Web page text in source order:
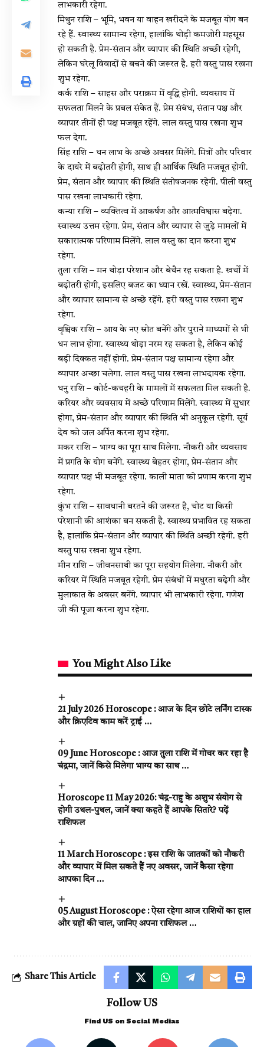
लाभकारी रहेगा.
मिथुन राशि – भूमि, भवन या वाहन खरीदने के मजबूत योग बन
रहे हैं. स्वास्थ्य सामान्य रहेगा, हालांकि थोड़ी कमजोरी महसूस
हो सकती है. प्रेम-संतान और व्यापार की स्थिति अच्छी रहेगी,
लेकिन घरेलू विवादों से बचने की जरूरत है. हरी वस्तु पास रखना
शुभ रहेगा.
कर्क राशि – साहस और पराक्रम में वृद्धि होगी. व्यवसाय में
सफलता मिलने के प्रबल संकेत हैं. प्रेम संबंध, संतान पक्ष और
व्यापार तीनों ही पक्ष मजबूत रहेंगे. लाल वस्तु पास रखना शुभ
फल देगा.
सिंह राशि – धन लाभ के अच्छे अवसर मिलेंगे. मित्रों और परिवार
के दायरे में बढ़ोतरी होगी, साथ ही आर्थिक स्थिति मजबूत होगी.
प्रेम, संतान और व्यापार की स्थिति संतोषजनक रहेगी. पीली वस्तु
पास रखना लाभकारी रहेगा.
कन्या राशि – व्यक्तित्व में आकर्षण और आत्मविश्वास बढ़ेगा.
स्वास्थ्य उत्तम रहेगा. प्रेम, संतान और व्यापार से जुड़े मामलों में
सकारात्मक परिणाम मिलेंगे. लाल वस्तु का दान करना शुभ
रहेगा.
तुला राशि – मन थोड़ा परेशान और बेचैन रह सकता है. खर्चों में
बढ़ोतरी होगी, इसलिए बजट का ध्यान रखें. स्वास्थ्य, प्रेम-संतान
और व्यापार सामान्य से अच्छे रहेंगे. हरी वस्तु पास रखना शुभ
रहेगा.
वृश्चिक राशि – आय के नए स्रोत बनेंगे और पुराने माध्यमों से भी
धन लाभ होगा. स्वास्थ्य थोड़ा नरम रह सकता है, लेकिन कोई
बड़ी दिक्कत नहीं होगी. प्रेम-संतान पक्ष सामान्य रहेगा और
व्यापार अच्छा चलेगा. लाल वस्तु पास रखना लाभदायक रहेगा.
धनु राशि – कोर्ट-कचहरी के मामलों में सफलता मिल सकती है.
करियर और व्यवसाय में अच्छे परिणाम मिलेंगे. स्वास्थ्य में सुधार
होगा, प्रेम-संतान और व्यापार की स्थिति भी अनुकूल रहेगी. सूर्य
देव को जल अर्पित करना शुभ रहेगा.
मकर राशि – भाग्य का पूरा साथ मिलेगा. नौकरी और व्यवसाय
में प्रगति के योग बनेंगे. स्वास्थ्य बेहतर होगा, प्रेम-संतान और
व्यापार पक्ष भी मजबूत रहेगा. काली माता को प्रणाम करना शुभ
रहेगा.
कुंभ राशि – सावधानी बरतने की जरूरत है, चोट या किसी
परेशानी की आशंका बन सकती है. स्वास्थ्य प्रभावित रह सकता
है, हालांकि प्रेम-संतान और व्यापार की स्थिति अच्छी रहेगी. हरी
वस्तु पास रखना शुभ रहेगा.
मीन राशि – जीवनसाथी का पूरा सहयोग मिलेगा. नौकरी और
करियर में स्थिति मजबूत रहेगी. प्रेम संबंधों में मधुरता बढ़ेगी और
मुलाकात के अवसर बनेंगे. व्यापार भी लाभकारी रहेगा. गणेश
जी की पूजा करना शुभ रहेगा.
You Might Also Like
21 July 2026 Horoscope : आज के दिन छोटे लर्निंग टास्क
और क्रिएटिव काम करें ट्राई …
09 June Horoscope : आज तुला राशि में गोचर कर रहा है
चंद्रमा, जानें किसे मिलेगा भाग्य का साथ …
Horoscope 11 May 2026: चंद्र-राहु के अशुभ संयोग से
होगी उथल-पुथल, जानें क्या कहते हैं आपके सितारे? पढ़ें
राशिफल
11 March Horoscope : इस राशि के जातकों को नौकरी
और व्यापार में मिल सकते हैं नए अवसर, जानें कैसा रहेगा
आपका दिन …
05 August Horoscope : ऐसा रहेगा आज राशियों का हाल
और ग्रहों की चाल, जानिए अपना राशिफल …
Share This Article
Follow US
Find US on Social Medias